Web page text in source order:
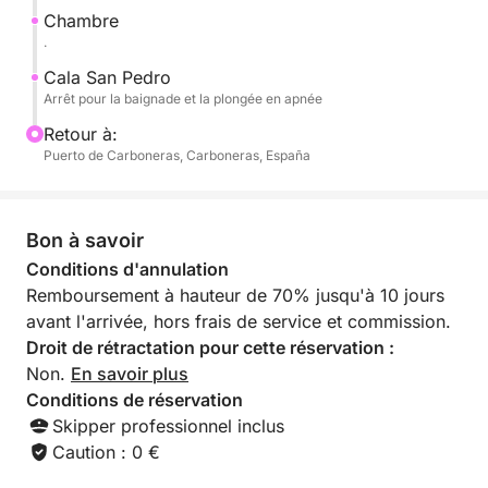
grande variété de poissons évoluant parmi les
Après avoir profité de ces lieux inoubliables, nous
regagnerons le port en profitant de vues
panoramiques sur le littoral.
Chambre
.
Cala San Pedro
Arrêt pour la baignade et la plongée en apnée
Retour à:
Puerto de Carboneras, Carboneras, España
Bon à savoir
Conditions d'annulation
Remboursement à hauteur de 70% jusqu'à 10 jours
avant l'arrivée, hors frais de service et commission.
Droit de rétractation pour cette réservation :
Non. En savoir plus
Conditions de réservation
Skipper professionnel inclus
Caution : 0 €